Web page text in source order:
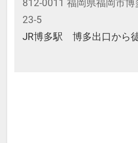
ス
00～19：00 ウェル
812-0011 福岡県福岡市
23-5
JR博多駅 博多出口から